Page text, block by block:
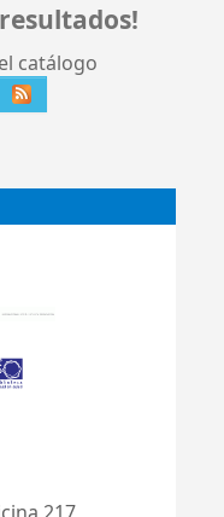
catálogo